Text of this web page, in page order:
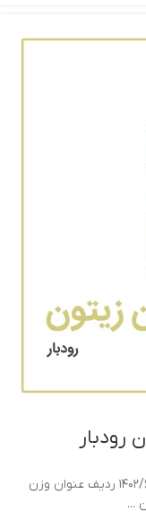
رودبار
قیمت امروز روغن زیتون رودبار مورخه ۱۴۰۲/۶/۳۰ ردیف عنوان وزن